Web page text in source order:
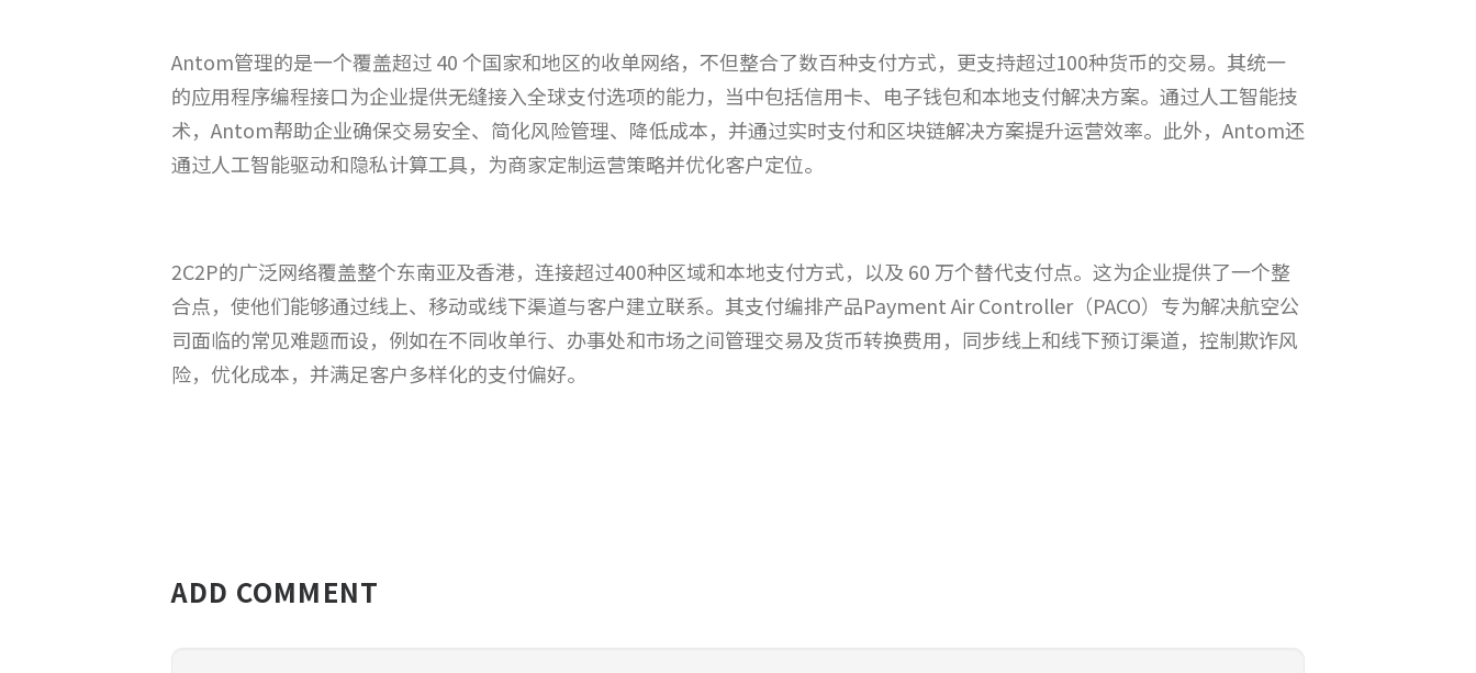
Antom管理的是一个覆盖超过 40 个国家和地区的收单网络，不但整合了数百种支付方式，更支持超过100种货币的交易。其统一
的应用程序编程接口为企业提供无缝接入全球支付选项的能力，当中包括信用卡、电子钱包和本地支付解决方案。通过人工智能技
术，Antom帮助企业确保交易安全、简化风险管理、降低成本，并通过实时支付和区块链解决方案提升运营效率。此外，Antom还
通过人工智能驱动和隐私计算工具，为商家定制运营策略并优化客户定位。
2C2P的广泛网络覆盖整个东南亚及香港，连接超过400种区域和本地支付方式，以及 60 万个替代支付点。这为企业提供了一个整
合点，使他们能够通过线上、移动或线下渠道与客户建立联系。其支付编排产品Payment Air Controller（PACO）专为解决航空公
司面临的常见难题而设，例如在不同收单行、办事处和市场之间管理交易及货币转换费用，同步线上和线下预订渠道，控制欺诈风
险，优化成本，并满足客户多样化的支付偏好。
ADD COMMENT